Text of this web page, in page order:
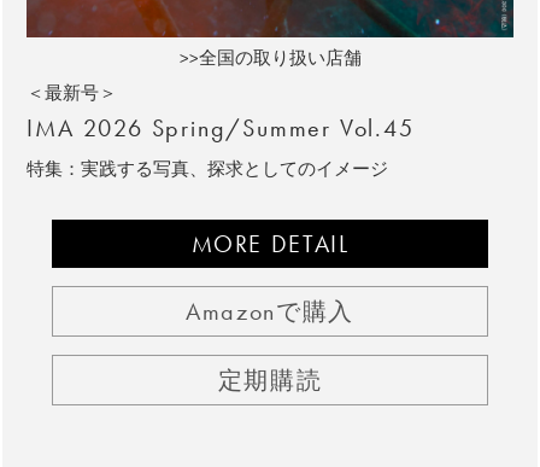
>>全国の取り扱い店舗
＜最新号＞
IMA 2026 Spring/Summer Vol.45
特集：実践する写真、探求としてのイメージ
MORE DETAIL
Amazonで購入
定期購読